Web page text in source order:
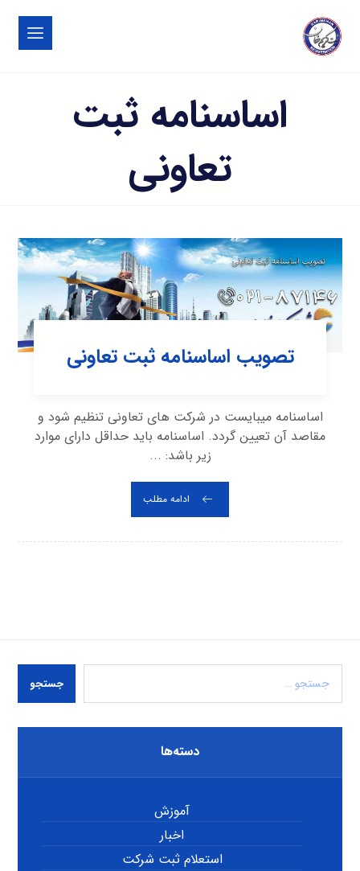
اساسنامه ثبت
تعاونی
تصویب اساسنامه ثبت تعاونی
اساسنامه میبایست در شرکت های تعاونی تنظیم شود و
مقاصد آن تعیین گردد. اساسنامه باید حداقل دارای موارد
زیر باشد: ...
ادامه مطلب
جستجو
دسته‌ها
آموزش
اخبار
استعلام ثبت شرکت